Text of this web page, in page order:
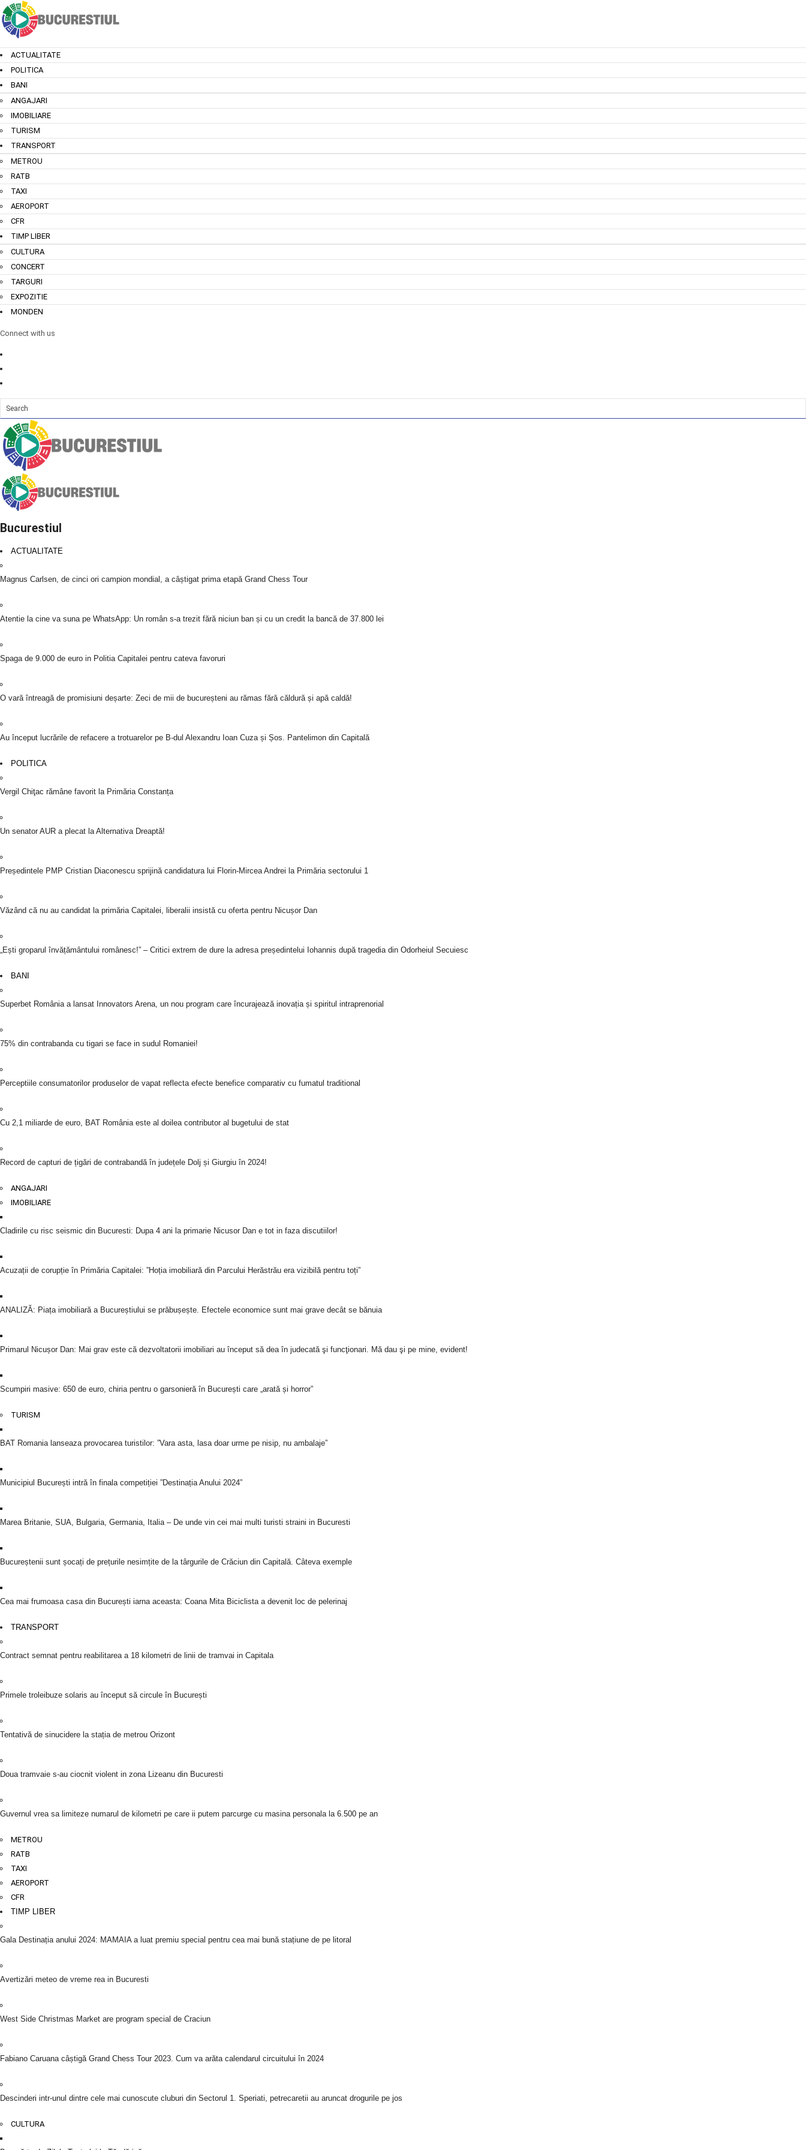
ACTUALITATE
POLITICA
BANI
ANGAJARI
IMOBILIARE
TURISM
TRANSPORT
METROU
RATB
TAXI
AEROPORT
CFR
TIMP LIBER
CULTURA
CONCERT
TARGURI
EXPOZITIE
MONDEN
Connect with us
Bucurestiul
ACTUALITATE
Magnus Carlsen, de cinci ori campion mondial, a câștigat prima etapă Grand Chess Tour
Atentie la cine va suna pe WhatsApp: Un român s-a trezit fără niciun ban și cu un credit la bancă de 37.800 lei
Spaga de 9.000 de euro in Politia Capitalei pentru cateva favoruri
O vară întreagă de promisiuni deșarte: Zeci de mii de bucureșteni au rămas fără căldură și apă caldă!
Au început lucrările de refacere a trotuarelor pe B-dul Alexandru Ioan Cuza și Șos. Pantelimon din Capitală
POLITICA
Vergil Chiţac rămâne favorit la Primăria Constanța
Un senator AUR a plecat la Alternativa Dreaptă!
Președintele PMP Cristian Diaconescu sprijină candidatura lui Florin-Mircea Andrei la Primăria sectorului 1
Văzând că nu au candidat la primăria Capitalei, liberalii insistă cu oferta pentru Nicușor Dan
„Ești groparul învățământului românesc!” – Critici extrem de dure la adresa președintelui Iohannis după tragedia din Odorheiul Secuiesc
BANI
Superbet România a lansat Innovators Arena, un nou program care încurajează inovația și spiritul intraprenorial
75% din contrabanda cu tigari se face in sudul Romaniei!
Perceptiile consumatorilor produselor de vapat reflecta efecte benefice comparativ cu fumatul traditional
Cu 2,1 miliarde de euro, BAT România este al doilea contributor al bugetului de stat
Record de capturi de țigări de contrabandă în județele Dolj și Giurgiu în 2024!
ANGAJARI
IMOBILIARE
Cladirile cu risc seismic din Bucuresti: Dupa 4 ani la primarie Nicusor Dan e tot in faza discutiilor!
Acuzații de corupție în Primăria Capitalei: ”Hoția imobiliară din Parcului Herăstrău era vizibilă pentru toți”
ANALIZĂ: Piața imobiliară a Bucureștiului se prăbușește. Efectele economice sunt mai grave decât se bănuia
Primarul Nicușor Dan: Mai grav este că dezvoltatorii imobiliari au început să dea în judecată şi funcţionari. Mă dau şi pe mine, evident!
Scumpiri masive: 650 de euro, chiria pentru o garsonieră în București care „arată și horror”
TURISM
BAT Romania lanseaza provocarea turistilor: ”Vara asta, lasa doar urme pe nisip, nu ambalaje”
Municipiul București intră în finala competiției ”Destinația Anului 2024”
Marea Britanie, SUA, Bulgaria, Germania, Italia – De unde vin cei mai multi turisti straini in Bucuresti
Bucureștenii sunt șocați de prețurile nesimțite de la târgurile de Crăciun din Capitală. Câteva exemple
Cea mai frumoasa casa din București iarna aceasta: Coana Mita Biciclista a devenit loc de pelerinaj
TRANSPORT
Contract semnat pentru reabilitarea a 18 kilometri de linii de tramvai in Capitala
Primele troleibuze solaris au început să circule în București
Tentativă de sinucidere la stația de metrou Orizont
Doua tramvaie s-au ciocnit violent in zona Lizeanu din Bucuresti
Guvernul vrea sa limiteze numarul de kilometri pe care ii putem parcurge cu masina personala la 6.500 pe an
METROU
RATB
TAXI
AEROPORT
CFR
TIMP LIBER
Gala Destinația anului 2024: MAMAIA a luat premiu special pentru cea mai bună stațiune de pe litoral
Avertizări meteo de vreme rea in Bucuresti
West Side Christmas Market are program special de Craciun
Fabiano Caruana câștigă Grand Chess Tour 2023. Cum va arăta calendarul circuitului în 2024
Descinderi intr-unul dintre cele mai cunoscute cluburi din Sectorul 1. Speriati, petrecaretii au aruncat drogurile pe jos
CULTURA